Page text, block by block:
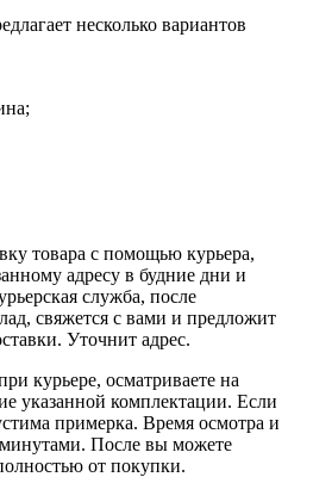
несколько вариантов
товара с помощью курьера,
адресу в будние дни и
служба, после
свяжется с вами и предложит
Уточнит адрес.
курьере, осматриваете на
указанной комплектации. Если
примерка. Время осмотра и
После вы можете
от покупки.